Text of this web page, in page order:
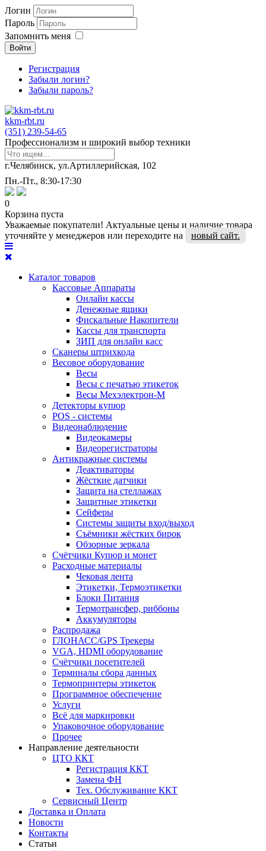
Логин
Пароль
Запомнить меня
Войти
Регистрация
Забыли логин?
Забыли пароль?
kkm-rbt.ru
(351) 239-54-65
Профессионализм и широкий выбор техники
г.Челябинск, ул.Артиллерийская, 102
Пн.-Пт., 8:30-17:30
0
Корзина пуста
Уважаемые покупатели! Актуальные цены и наличие товара
уточняйте у менеджеров или переходите на
новый сайт.
Каталог товаров
Кассовые Аппараты
Онлайн кассы
Денежные ящики
Фискальные Накопители
Кассы для транспорта
ЗИП для онлайн касс
Сканеры штрихкода
Весовое оборудование
Весы
Весы с печатью этикеток
Весы Мехэлектрон-М
Детекторы купюр
POS - системы
Видеонаблюдение
Видеокамеры
Видеорегистраторы
Антикражные системы
Деактиваторы
Жёсткие датчики
Защита на стеллажах
Защитные этикетки
Сейферы
Системы защиты вход/выход
Съёмники жёстких бирок
Обзорные зеркала
Счётчики Купюр и монет
Расходные материалы
Чековая лента
Этикетки, Термоэтикетки
Блоки Питания
Термотрансфер, риббоны
Аккумуляторы
Распродажа
ГЛОНАСС/GPS Трекеры
VGA, HDMI оборудование
Счётчики посетителей
Терминалы сбора данных
Термопринтеры этикеток
Программное обеспечение
Услуги
Всё для маркировки
Упаковочное оборудование
Прочее
Направление деятельности
ЦТО ККТ
Регистрация ККТ
Замена ФН
Тех. Обслуживание ККТ
Сервисный Центр
Доставка и Оплата
Новости
Контакты
Статьи